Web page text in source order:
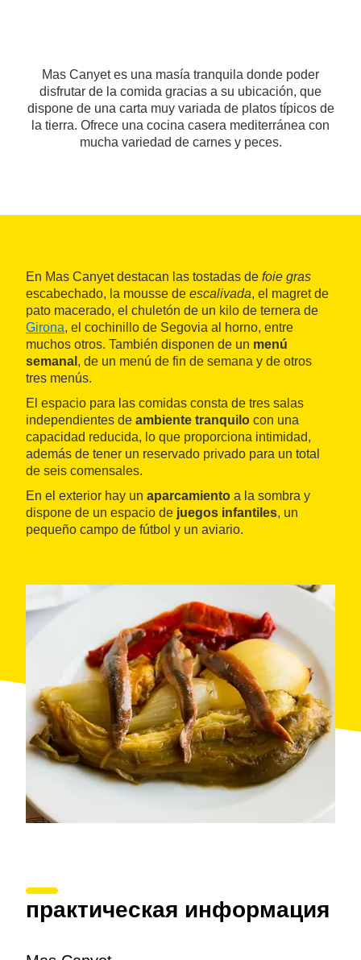
Mas Canyet es una masía tranquila donde poder
disfrutar de la comida gracias a su ubicación, que
dispone de una carta muy variada de platos típicos de
la tierra. Ofrece una cocina casera mediterránea con
mucha variedad de carnes y peces.
En Mas Canyet destacan las tostadas de foie gras
escabechado, la mousse de escalivada, el magret de
pato macerado, el chuletón de un kilo de ternera de
Girona, el cochinillo de Segovia al horno, entre
muchos otros. También disponen de un menú
semanal , de un menú de fin de semana y de otros
tres menús.
El espacio para las comidas consta de tres salas
independientes de ambiente tranquilo con una
capacidad reducida, lo que proporciona intimidad,
además de tener un reservado privado para un total
de seis comensales.
En el exterior hay un aparcamiento a la sombra y
dispone de un espacio de juegos infantiles, un
pequeño campo de fútbol y un aviario.
практическая информация